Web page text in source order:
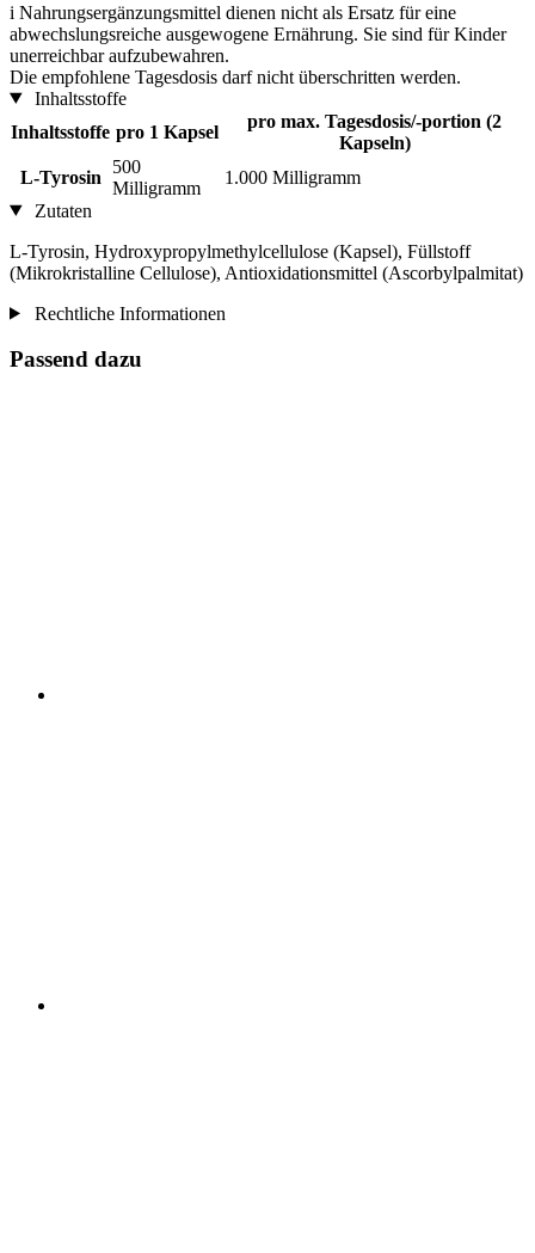
i Nahrungsergänzungsmittel dienen nicht als Ersatz für eine
abwechslungsreiche ausgewogene Ernährung. Sie sind für Kinder
unerreichbar aufzubewahren.
Die empfohlene Tagesdosis darf nicht überschritten werden.
Inhaltsstoffe
Inhaltsstoffe pro 1 Kapsel
pro max. Tagesdosis/-portion (2
Kapseln)
L-Tyrosin
500
Milligramm
1.000 Milligramm
Zutaten
L-Tyrosin, Hydroxypropylmethylcellulose (Kapsel), Füllstoff
(Mikrokristalline Cellulose), Antioxidationsmittel (Ascorbylpalmitat)
Rechtliche Informationen
Passend dazu